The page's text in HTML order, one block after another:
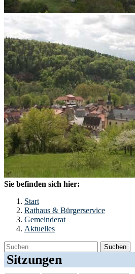
Sie befinden sich hier:
Start
Rathaus & Bürgerservice
Gemeinderat
Aktuelles
Suchen
Sitzungen